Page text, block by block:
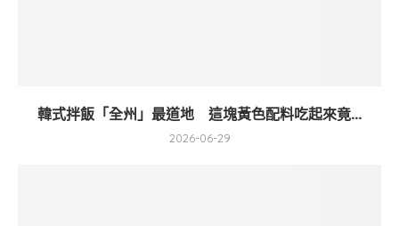
韓式拌飯「全州」最道地 這塊黃色配料吃起來竟...
2026-06-29